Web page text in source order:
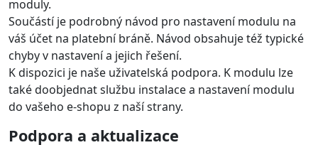
moduly.
Součástí je podrobný návod pro nastavení modulu na
váš účet na platební bráně. Návod obsahuje též typické
chyby v nastavení a jejich řešení.
K dispozici je naše uživatelská podpora. K modulu lze
také doobjednat službu instalace a nastavení modulu
do vašeho e-shopu z naší strany.
Podpora a aktualizace